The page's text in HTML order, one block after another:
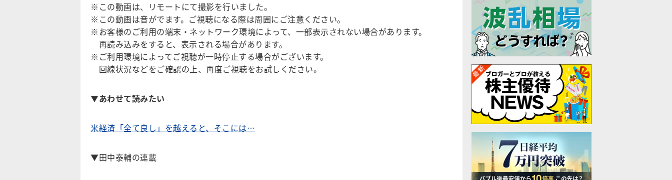
※この動画は、リモートにて撮影を行いました。
※この動画は音がでます。ご視聴になる際は周囲にご注意ください。
※お客様のご利用の端末・ネットワーク環境によって、一部表示されない場合があります。
再読み込みをすると、表示される場合があります。
※ご利用環境によってご視聴が一時停止する場合がございます。
回線状況などをご確認の上、再度ご視聴をお試しください。
▼あわせて読みたい
米経済「全て良し」を越えると、そこには…
▼田中泰輔の連載